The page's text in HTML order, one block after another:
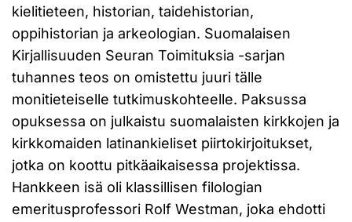
kielitieteen, historian, taidehistorian,
oppihistorian ja arkeologian. Suomalaisen
Kirjallisuuden Seuran Toimituksia -sarjan
tuhannes teos on omistettu juuri tälle
monitieteiselle tutkimuskohteelle. Paksussa
opuksessa on julkaistu suomalaisten kirkkojen ja
kirkkomaiden latinankieliset piirtokirjoitukset,
jotka on koottu pitkäaikaisessa projektissa.
Hankkeen isä oli klassillisen filologian
emeritusprofessori Rolf Westman, joka ehdotti